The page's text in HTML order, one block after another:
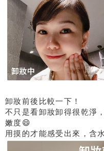
卸妝前後比較一下！
不只是看卸妝卸得很乾淨
嫩度😄
用摸的才能感受出來，含